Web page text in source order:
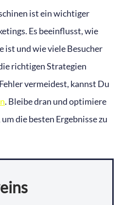
ist ein wichtiger
Es beeinflusst, wie
ist und wie viele Besucher
richtigen Strategien
vermeidest, kannst Du
. Bleibe dran und optimiere
die besten Ergebnisse zu